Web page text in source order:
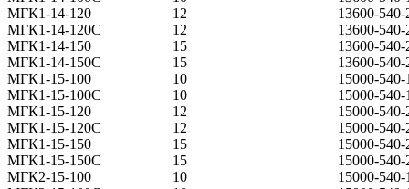
МГК1-14-120
12
13600-540-
МГК1-14-120С
12
13600-540-
МГК1-14-150
15
13600-540-
МГК1-14-150С
15
13600-540-
МГК1-15-100
10
15000-540-
МГК1-15-100С
10
15000-540-
МГК1-15-120
12
15000-540-
МГК1-15-120С
12
15000-540-
МГК1-15-150
15
15000-540-
МГК1-15-150С
15
15000-540-
МГК2-15-100
10
15000-540-